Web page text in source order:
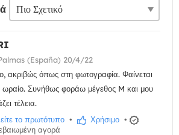
(España) 20/4/22
ακριβώς όπως στη φωτογραφία. Φαίνεται
Συνήθως φοράω μέγεθος M και μου
τέλεια.
το πρωτότυπο • Χρήσιμο •
αγορά